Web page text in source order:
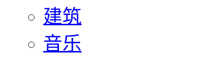
建筑
音乐